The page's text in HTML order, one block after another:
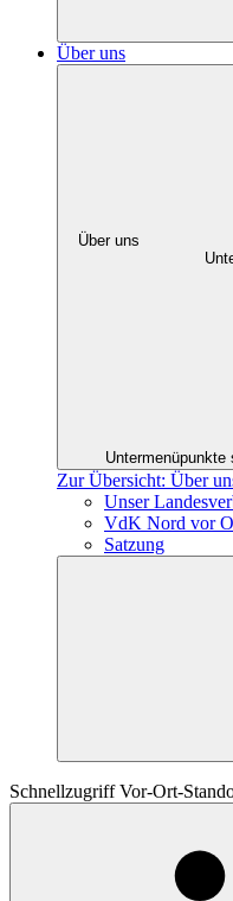
Über uns
Über uns
Untermenüpunkte
Zur Übersicht: Über
Unser
VdK Nord vor
Satzung
Schnellzugriff Vor-Ort-